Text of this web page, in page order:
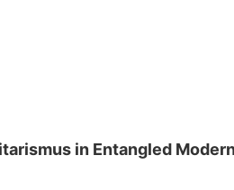
in Entangled